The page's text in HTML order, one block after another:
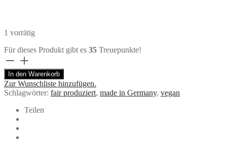
1 vorrätig
Für dieses Produkt gibt es 35 Treuepunkte!
lange
Kette
KREIS
groß
in
von
Ruby
on
Tuesday
In den Warenkorb
Zur Wunschliste hinzufügen.
Schlagwörter: fair produziert, made in Germany, vegan
Teilen